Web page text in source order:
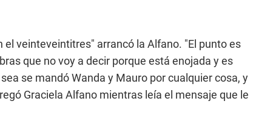
el veinteveintitres" arrancó la Alfano. "El punto es
que no voy a decir porque está enojada y es
se mandó Wanda y Mauro por cualquier cosa, y
Graciela Alfano mientras leía el mensaje que le